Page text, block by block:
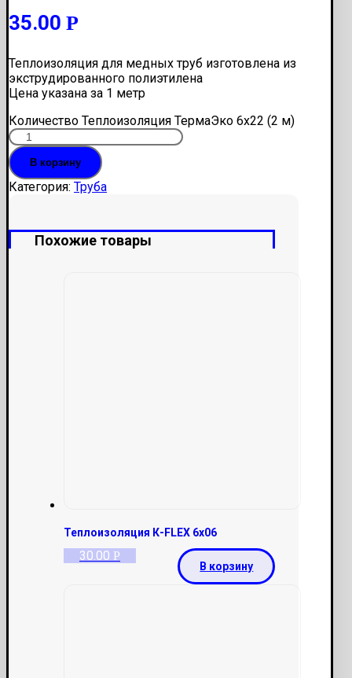
35.00 Р
Теплоизоляция для медных труб изготовлена из
экструдированного полиэтилена
Цена указана за 1 метр
Количество Теплоизоляция ТермаЭко 6х22 (2 м)
В корзину
Категория: Труба
Похожие товары
Теплоизоляция К-FLEX 6х06
30.00 Р
В корзину